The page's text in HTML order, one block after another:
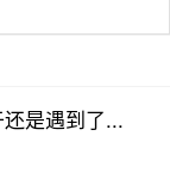
是遇到了...